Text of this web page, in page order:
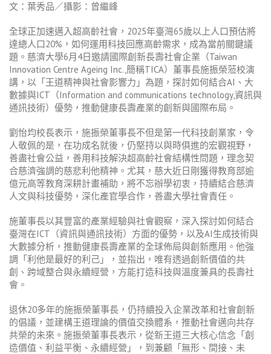
文：葉秀品／攝影：曾繼峰
全球正加速邁入超高齡社會，2025年臺灣65歲以上人口預估將
達總人口20%，如何運用科技回應高齡需求，成為當前關鍵議
題。慈濟大學6月4日邀請國際創新長壽社會企業（Taiwan
Innovation Centre Ageing Inc.,簡稱TICA）董事長施振榮蒞校演
講，以「王道精神與社會影響力」為題，探討如何結合AI、大
數據與ICT（Information and communications technology,資訊與
通訊技術）優勢，推動健康長壽產業的創新與國際布局。
劉怡均校長表示，施振榮董事長不但是第一代科技創業家，令
人敬佩的是，在功成名就後，仍堅持以與時俱進的宏觀視野，
善盡社會公益，善用科技解決超高齡社會結構性問題，理念契
合慈濟強調的慈悲利他精神。尤其，慈大近日剛獲得教育部逾
億元高等教育深耕計畫補助，將不忘辦學初衷，持續結合慈濟
人文與科技優勢，深化產官學合作，善盡大學社會責任。
施董事長以其豐富的產業經驗與社會觀察，深入探討如何結合
臺灣在ICT（資訊與通訊技術）方面的優勢，以及AI生成技術與
大數據分析，推動健康長壽產業的全球佈局與創新應用。他強
調「利他是最好的利己」，並指出，唯有透過創新價值的共
創、跨域整合與永續經營，方能打造科技與溫度兼具的長壽社
會。
退休20多年的施振榮董事長，仍持續投入企業改革和社會創新
的倡議，並建構王道理論的價值交換體系，推動社會邁向共存
共榮的未來。施振榮董事長表示，從新王道三大核心信念「創
造價值、利益平衡、永續經營」，到兼顧「無形、間接、未